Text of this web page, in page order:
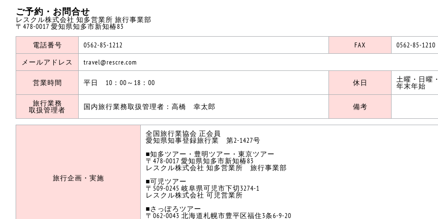
ご予約・お問合せ
レスクル株式会社 知多営業所 旅行事業部
〒478-0017 愛知県知多市新知椿83
電話番号 0562-85-1212 FAX
0562-85-1210
メールアドレス
travel@rescre.com
営業時間 平日 10：00～18：00 休日 土曜・日曜
年末年始
旅行業務
取扱管理者 国内旅行業務取扱管理者：高橋 幸太郎 備考
旅行企画・実施
全国旅行業協会 正会員
愛知県知事登録旅行業 第2-1427号
■知多ツアー・豊明ツアー・東京ツアー
〒478-0017 愛知県知多市新知椿83
レスクル株式会社 知多営業所 旅行事業部
■可児ツアー
〒509-0245 岐阜県可児市下切3274-1
レスクル株式会社 可児営業所
■さっぽろツアー
〒062-0043 北海道札幌市豊平区福住3条6-9-20